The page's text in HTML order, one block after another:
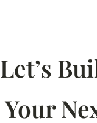
Let’s
Your